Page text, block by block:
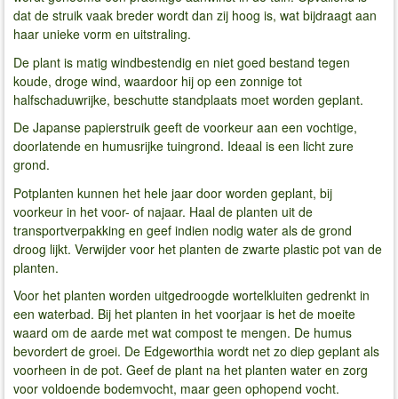
dat de struik vaak breder wordt dan zij hoog is, wat bijdraagt aan
haar unieke vorm en uitstraling.
De plant is matig windbestendig en niet goed bestand tegen
koude, droge wind, waardoor hij op een zonnige tot
halfschaduwrijke, beschutte standplaats moet worden geplant.
De Japanse papierstruik geeft de voorkeur aan een vochtige,
doorlatende en humusrijke tuingrond. Ideaal is een licht zure
grond.
Potplanten kunnen het hele jaar door worden geplant, bij
voorkeur in het voor- of najaar. Haal de planten uit de
transportverpakking en geef indien nodig water als de grond
droog lijkt. Verwijder voor het planten de zwarte plastic pot van de
planten.
Voor het planten worden uitgedroogde wortelkluiten gedrenkt in
een waterbad. Bij het planten in het voorjaar is het de moeite
waard om de aarde met wat compost te mengen. De humus
bevordert de groei. De Edgeworthia wordt net zo diep geplant als
voorheen in de pot. Geef de plant na het planten water en zorg
voor voldoende bodemvocht, maar geen ophopend vocht.